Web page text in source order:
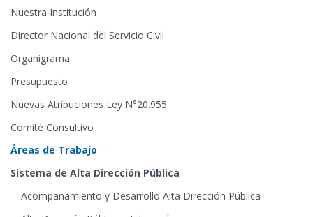
Nuestra Institución
Director Nacional del Servicio Civil
Organigrama
Presupuesto
Nuevas Atribuciones Ley N°20.955
Comité Consultivo
Áreas de Trabajo
Sistema de Alta Dirección Pública
Acompañamiento y Desarrollo Alta Dirección Pública